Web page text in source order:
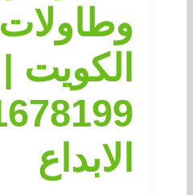
وطاولات
الكويت |
الابداع